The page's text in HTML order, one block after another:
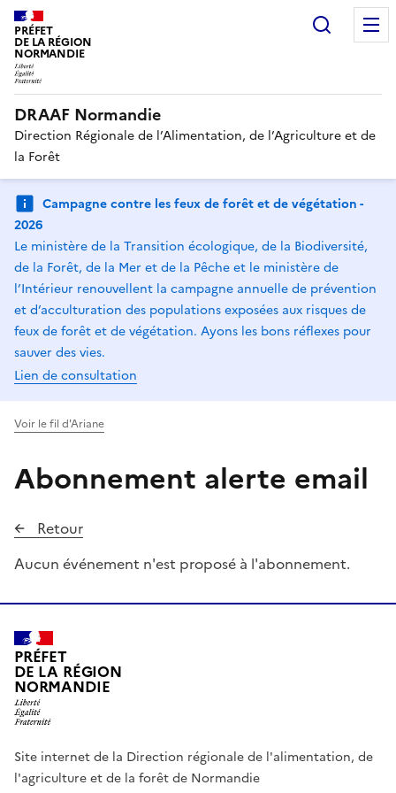
PRÉFET
DE LA RÉGION
NORMANDIE
DRAAF Normandie
Direction Régionale de l’Alimentation, de l’Agriculture et de
la Forêt
Campagne contre les feux de forêt et de végétation -
2026
Le ministère de la Transition écologique, de la Biodiversité,
de la Forêt, de la Mer et de la Pêche et le ministère de
l’Intérieur renouvellent la campagne annuelle de prévention
et d’acculturation des populations exposées aux risques de
feux de forêt et de végétation. Ayons les bons réflexes pour
sauver des vies.
Lien de consultation
Voir le fil d'Ariane
Abonnement alerte email
Retour
Aucun événement n'est proposé à l'abonnement.
PRÉFET
DE LA RÉGION
NORMANDIE
Site internet de la Direction régionale de l'alimentation, de
l'agriculture et de la forêt de Normandie